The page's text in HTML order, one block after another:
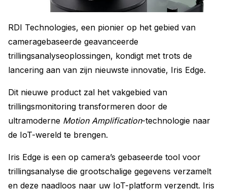
RDI Technologies, een pionier op het gebied van
cameragebaseerde geavanceerde
trillingsanalyseoplossingen, kondigt met trots de
lancering aan van zijn nieuwste innovatie, Iris Edge.
Dit nieuwe product zal het vakgebied van
trillingsmonitoring transformeren door de
ultramoderne Motion Amplification-technologie naar
de IoT-wereld te brengen.
Iris Edge is een op camera’s gebaseerde tool voor
trillingsanalyse die grootschalige gegevens verzamelt
en deze naadloos naar uw IoT-platform verzendt. Iris